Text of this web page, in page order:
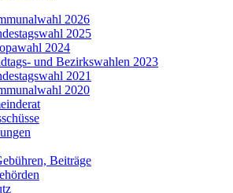
2026
2025
2024
und Bezirkswahlen 2023
2021
2020
Beiträge